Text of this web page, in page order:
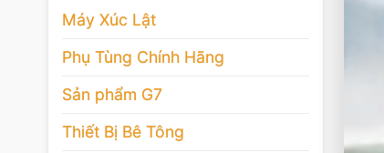
Máy Xúc Lật
Phụ Tùng Chính Hãng
Sản phẩm G7
Thiết Bị Bê Tông